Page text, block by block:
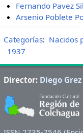
Fernando Pavez
Arsenio Poblete
Categorías: Nacidos
1937
Director: Diego